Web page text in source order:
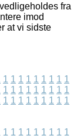
fra
imod
at vi sidste
1 1 1 1 1 1 1 1 1
1 1 1 1 1 1 1 1 1
1 1 1 1 1 1 1 1 1
1 1 1 1 1 1 1 1 1